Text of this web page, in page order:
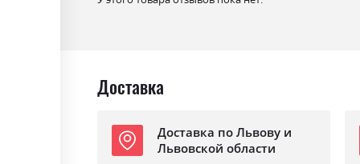
Доставка
Доставка по Львову и
Львовской области